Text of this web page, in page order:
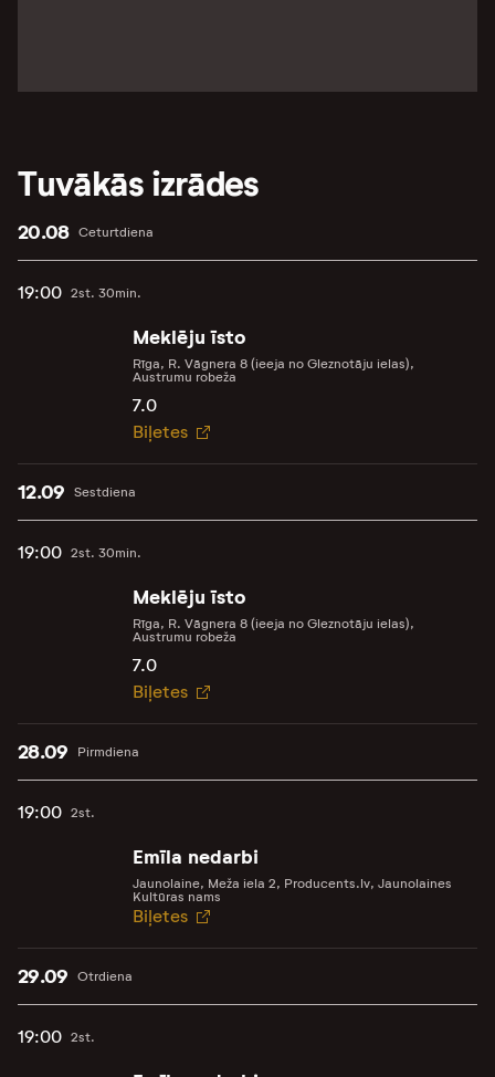
Tuvākās izrādes
Ceturtdiena
20.08
19:00 2st. 30min.
Meklēju īsto
Rīga, R. Vāgnera 8 (ieeja no Gleznotāju ielas),
Austrumu robeža
7.0
Biļetes
Sestdiena
12.09
19:00 2st. 30min.
Meklēju īsto
Rīga, R. Vāgnera 8 (ieeja no Gleznotāju ielas),
Austrumu robeža
7.0
Biļetes
Pirmdiena
28.09
19:00 2st.
Emīla nedarbi
Jaunolaine, Meža iela 2, Producents.lv, Jaunolaines
Kultūras nams
Biļetes
Otrdiena
29.09
19:00 2st.